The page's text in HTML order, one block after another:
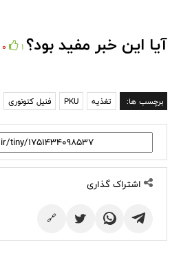
آیا این خبر مفید بود؟1
0
برچسب ها: تغذیه PKU فنیل کتونوری
اشتراک گذاری
🔗